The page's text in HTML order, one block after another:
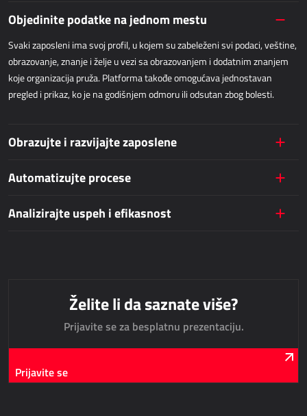
TERENSKI RAD
AllForFieldSales
JAVNE USLUGE
AllForUtility
HRM - UPRAVLJANJE LJUDSKIM RESURSIMA
Power Registration & Planning
AllForTeam HRM
Objedinite podatke na jednom mestu
Svaki zaposleni ima svoj profil, u kojem su zabeleženi svi podaci, veštine,
obrazovanje, znanje i želje u vezi sa obrazovanjem i dodatnim znanjem
koje organizacija pruža. Platforma takođe omogućava jednostavan
pregled i prikaz, ko je na godišnjem odmoru ili odsutan zbog bolesti.
Obrazujte i razvijajte zaposlene
Automatizujte procese
Analizirajte uspeh i efikasnost
Želite li da saznate više?
Prijavite se za besplatnu prezentaciju.
Prijavite se